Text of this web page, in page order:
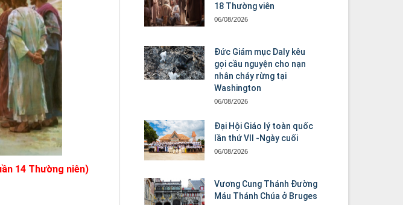
14 Thường niên)
18 Thường viên
06/08/2026
Đức Giám mục Daly kêu
gọi cầu nguyện cho nạn
nhân cháy rừng tại
Washington
06/08/2026
Đại Hội Giáo lý toàn quốc
lần thứ VII -Ngày cuối
06/08/2026
Vương Cung Thánh Ðường
Máu Thánh Chúa ở Bruges